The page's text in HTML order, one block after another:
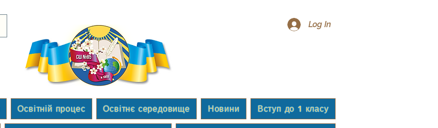
Log In
Освітній процес Освітнє середовище Новини Вступ до 1 класу